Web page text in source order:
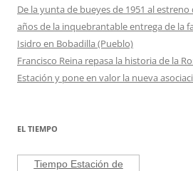
De la yunta de bueyes de 1951 al
años de la inquebrantable entrega de la
Isidro en Bobadilla (Pueblo)
Francisco Reina repasa la historia de la
Estación y pone en valor la nueva
EL TIEMPO
Tiempo Estación de